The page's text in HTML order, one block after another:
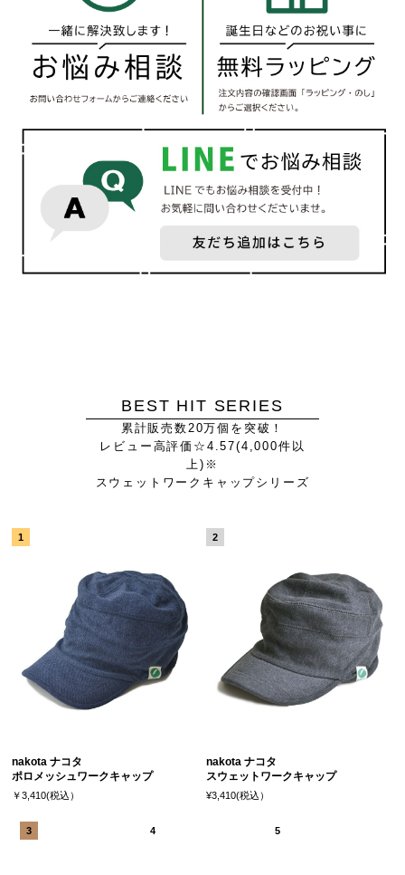
BEST HIT SERIES
累計販売数20万個を突破！
レビュー高評価☆4.57(4,000件以
上)※
スウェットワークキャップシリーズ
nakota ナコタ
ポロメッシュワークキャップ
￥3,410(税込）
nakota ナコタ
スウェットワークキャップ
¥3,410(税込）